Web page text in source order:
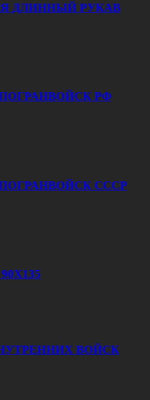
ДЛИННЫЙ РУКАВ
РФ
СССР
ВОЙСК